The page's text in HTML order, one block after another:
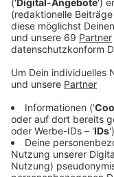
So Easy (To Fall
Februar 2026
globalen Spotify
sich „So Easy (To
den Spotify